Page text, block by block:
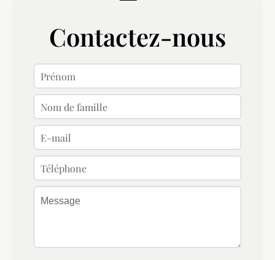
Contactez-nous